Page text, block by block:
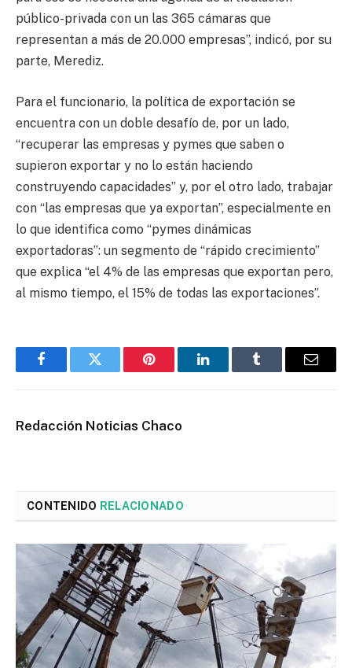
público-privada con un las 365 cámaras que
representan a más de 20.000 empresas”, indicó, por su
parte, Merediz.
Para el funcionario, la política de exportación se
encuentra con un doble desafío de, por un lado,
“recuperar las empresas y pymes que saben o
supieron exportar y no lo están haciendo
construyendo capacidades” y, por el otro lado, trabajar
con “las empresas que ya exportan”, especialmente en
lo que identifica como “pymes dinámicas
exportadoras”: un segmento de “rápido crecimiento”
que explica “el 4% de las empresas que exportan pero,
al mismo tiempo, el 15% de todas las exportaciones”.
FacebookTwitter Pinterest LinkedInTumblr Email
Redacción Noticias Chaco
CONTENIDO RELACIONADO